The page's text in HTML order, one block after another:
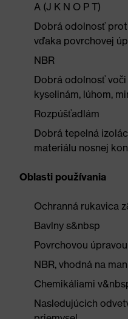
A (J K N O P T)
Dobrá odolnosť
vďaka povrchovej
NBR
Dobrá odolnosť
kyselinám, lúhom,
Rozpúšťadlám
Dobrá tepelná
materiálu nosnej
Oblasti používania
Ochranná rukavica
Bavlny s&nbsp
Povrchovou
NBR, vhodná na
Chemikáliami
Nasledujúcich